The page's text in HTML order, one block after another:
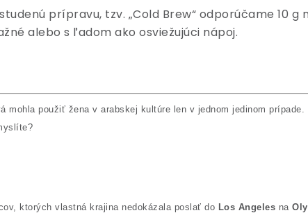
prípravu, tzv. „Cold Brew“ odporúčame 10
alebo s ľadom ako osviežujúci nápoj.
mohla použiť žena v arabskej kultúre len v jednom jedinom prípade.
ktorých vlastná krajina nedokázala poslať do Los Angeles na